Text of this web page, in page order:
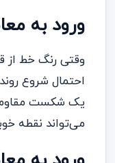
ورود به
وقتی رنگ خط از
احتمال شروع
می‌تواند نقطه